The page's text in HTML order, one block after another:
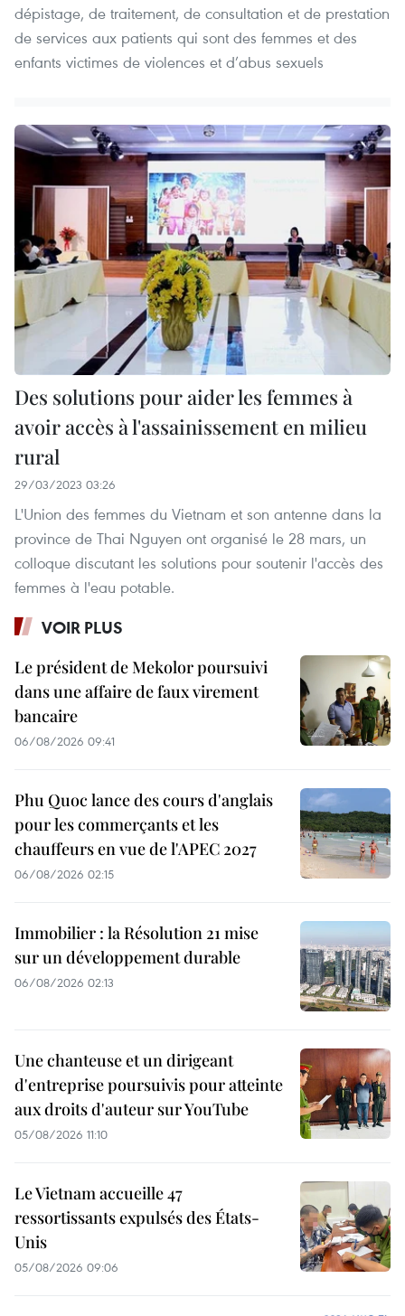
dépistage, de traitement, de consultation et de prestation
de services aux patients qui sont des femmes et des
enfants victimes de violences et d’abus sexuels
Des solutions pour aider les femmes à
avoir accès à l'assainissement en milieu
rural
29/03/2023 03:26
L'Union des femmes du Vietnam et son antenne dans la
province de Thai Nguyen ont organisé le 28 mars, un
colloque discutant les solutions pour soutenir l'accès des
femmes à l'eau potable.
VOIR PLUS
Le président de Mekolor poursuivi
dans une affaire de faux virement
bancaire
06/08/2026 09:41
Phu Quoc lance des cours d'anglais
pour les commerçants et les
chauffeurs en vue de l'APEC 2027
06/08/2026 02:15
Immobilier : la Résolution 21 mise
sur un développement durable
06/08/2026 02:13
Une chanteuse et un dirigeant
d'entreprise poursuivis pour atteinte
aux droits d'auteur sur YouTube
05/08/2026 11:10
Le Vietnam accueille 47
ressortissants expulsés des États-
Unis
05/08/2026 09:06